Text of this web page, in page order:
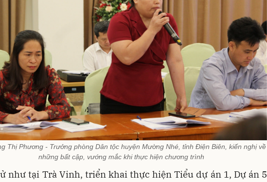
Thị Phương - Trưởng phòng Dân tộc huyện Mường Nhé, tỉnh Điện Biên, kiến nghị về
những bất cập, vướng mắc khi thực hiện chương trình
như tại Trà Vinh, triển khai thực hiện Tiểu dự án 1, Dự án 5